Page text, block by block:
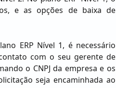
e as opções de baixa de
ERP Nível 1, é necessário
com o seu gerente de
o CNPJ da empresa e os
seja encaminhada ao